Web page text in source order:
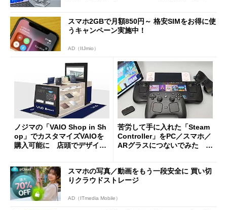
スマホ2GBで月額850円～ 格安SIMをお得に使
うキャンペーン実施中！
AD（IIJmio）
ノジマの「VAIO Shop in Sh
op」でカスタマイズVAIOを
購入可能に 店頭でデザイン
苦労して手に入れた「Steam
Controller」をPC／スマホ／
ARグラスにつないでみた ゲ
スマホの写真／動画をもう一段安全に 買い切
りクラウドストレージ
AD（ITmedia Mobile）